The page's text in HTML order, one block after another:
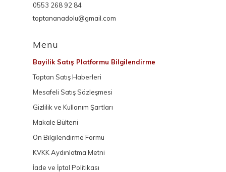
0553 268 92 84
toptananadolu@gmail.com
Menu
Bayilik Satış Platformu Bilgilendirme
Toptan Satış Haberleri
Mesafeli Satış Sözleşmesi
Gizlilik ve Kullanım Şartları
Makale Bülteni
Ön Bilgilendirme Formu
KVKK Aydınlatma Metni
İade ve İptal Politikası